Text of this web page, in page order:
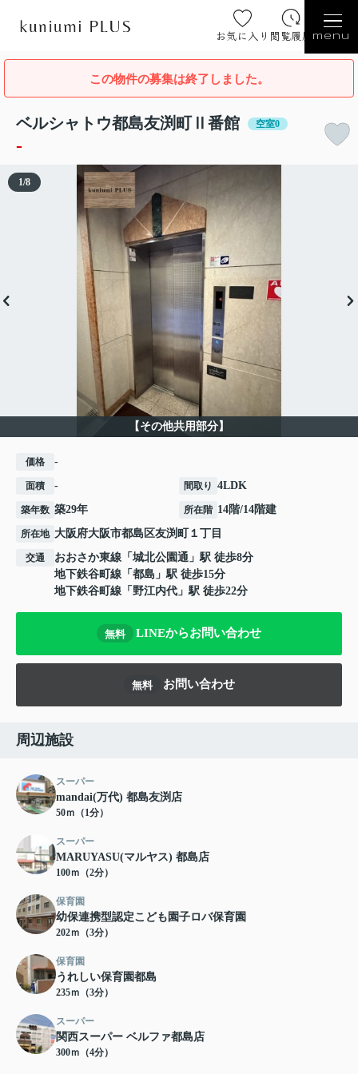
お気に入り 閲覧履歴 menu
この物件の募集は終了しました。
ベルシャトウ都島友渕町Ⅱ番館 空室0
-
【その他共用部分】
1/8
価格 -
面積 - 間取り 4LDK
築年数 築29年 所在階 14階/14階建
所在地 大阪府大阪市都島区友渕町 １丁目
交通 おおさか東線 「 城北公園通 」駅 徒歩8分
地下鉄谷町線 「 都島 」駅 徒歩15分
地下鉄谷町線 「 野江内代 」駅 徒歩22分
無料 LINEからお問い合わせ
無料 お問い合わせ
周辺施設
スーパー
mandai(万代) 都島友渕店
50ｍ（1分）
スーパー
MARUYASU(マルヤス) 都島店
100ｍ（2分）
保育園
幼保連携型認定こども園子ロバ保育園
202ｍ（3分）
保育園
うれしい保育園都島
235ｍ（3分）
スーパー
関西スーパー ベルファ都島店
300ｍ（4分）